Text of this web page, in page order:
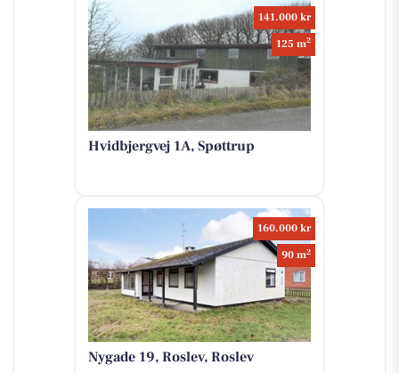
141.000 kr
125 m2
Hvidbjergvej 1A, Spøttrup
160.000 kr
90 m2
Nygade 19, Roslev, Roslev